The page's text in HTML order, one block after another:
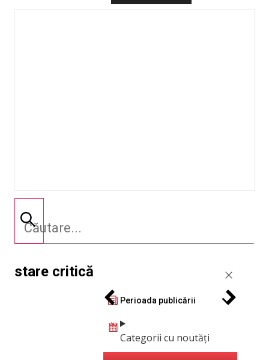
stare critică
Perioada publicării
Categorii cu noutăți